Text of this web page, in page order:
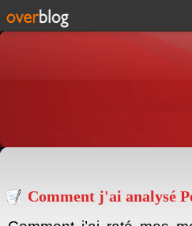
Comment j'ai analysé